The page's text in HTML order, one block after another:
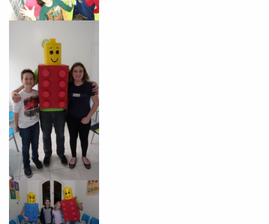
Preencha com seus dados abaixo e
já vamos te colocar em contato
Você é aluno inFlux?
Sim